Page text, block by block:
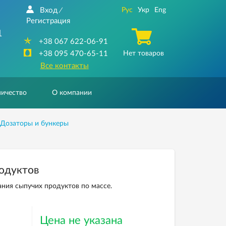
Вход /
Регистрация
+38 067 622-06-91
+38 095 470-65-11
Все контакты
Рус Укр Eng
Нет товаров
О компании
Дозаторы и бункеры
сыпучих продуктов по массе.
Цена не указана